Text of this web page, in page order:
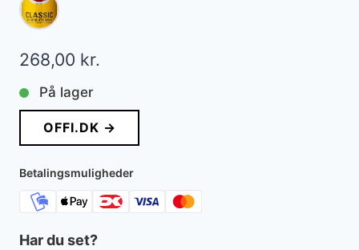
268,00 kr.
På lager
OFFI.DK →
Betalingsmuligheder
Har du set?